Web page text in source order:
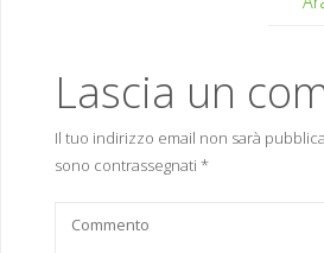
Lascia un
Il tuo indirizzo email non sarà
sono contrassegnati *